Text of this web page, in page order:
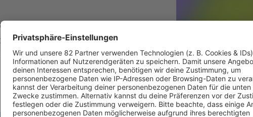
folgt den Streams und legt sie
erste was Ihr dann beim